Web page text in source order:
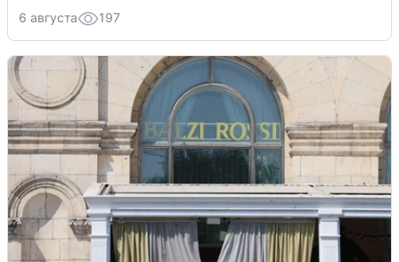
6 августа 197